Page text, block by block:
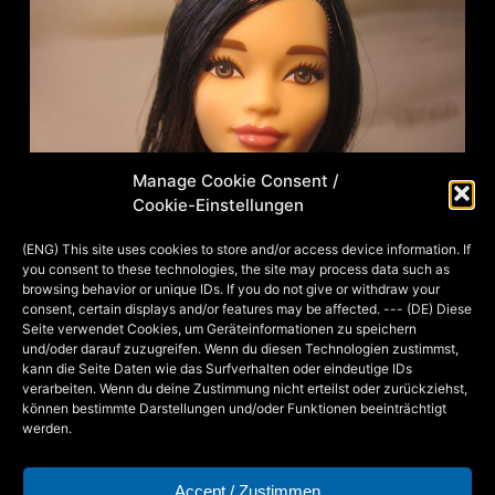
Manage Cookie Consent /
Cookie-Einstellungen
(ENG) This site uses cookies to store and/or access device information. If
you consent to these technologies, the site may process data such as
browsing behavior or unique IDs. If you do not give or withdraw your
consent, certain displays and/or features may be affected. --- (DE) Diese
Seite verwendet Cookies, um Geräteinformationen zu speichern
und/oder darauf zuzugreifen. Wenn du diesen Technologien zustimmst,
kann die Seite Daten wie das Surfverhalten oder eindeutige IDs
verarbeiten. Wenn du deine Zustimmung nicht erteilst oder zurückziehst,
können bestimmte Darstellungen und/oder Funktionen beeinträchtigt
werden.
Accept / Zustimmen
Die ursprüngliche Barbie